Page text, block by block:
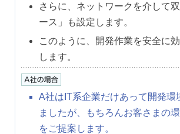
さらに、ネットワークを介して
ース」も設定します。
このように、開発作業を安全に
します。
A社はIT系企業だけあって開発
ましたが、もちろんお客さまの
をご提案します。